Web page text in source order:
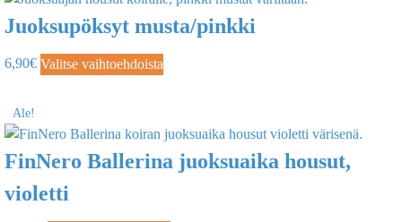
Juoksupöksyt musta/pinkki
6,90€ Valitse vaihtoehdoista
Ale!
FinNero Ballerina juoksuaika housut,
violetti